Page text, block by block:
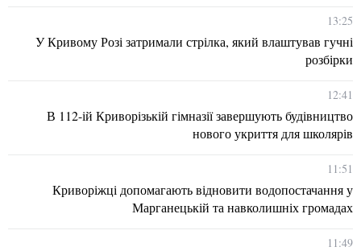
13:25
У Кривому Розі затримали стрілка, який влаштував гучні
розбірки
12:41
В 112-ій Криворізькій гімназії завершують будівництво
нового укриття для школярів
11:51
Криворіжці допомагають відновити водопостачання у
Марганецькій та навколишніх громадах
11:49